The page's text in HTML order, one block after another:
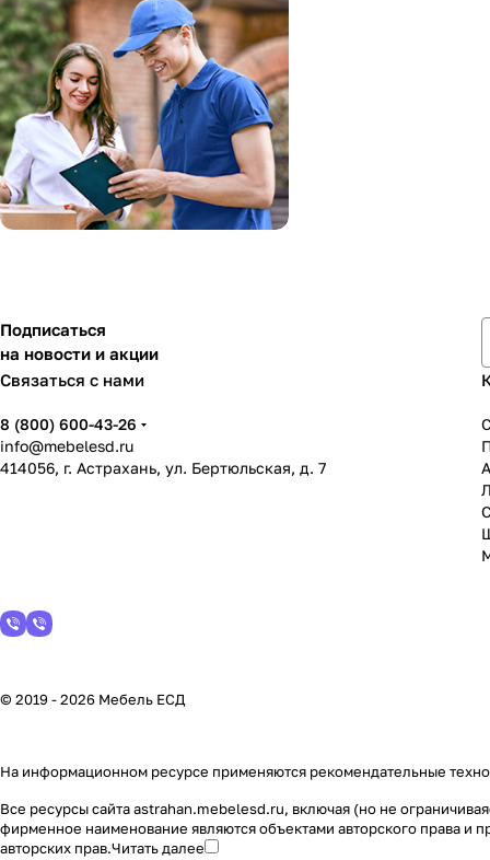
Подписаться
на новости и акции
Связаться с нами
8 (800) 600-43-26
info@mebelesd.ru
414056, г. Астрахань, ул. Бертюльская, д. 7
© 2019 - 2026 Мебель ЕСД
На информационном ресурсе применяются рекомендательные
Все ресурсы сайта astrahan.mebelesd.ru, включая (но не
фирменное наименование являются объектами авторского права и
авторских прав.Читать далее